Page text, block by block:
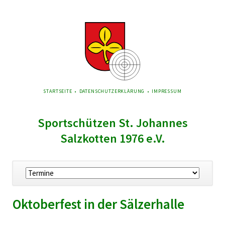
NAVIGATION
STARTSEITE DATENSCHUTZERKLÄRUNG IMPRESSUM
Sportschützen St. Johannes
Salzkotten 1976 e.V.
Navigation
überspringen
Oktoberfest in der Sälzerhalle